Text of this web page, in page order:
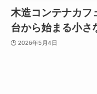
木造コンテナカフ
台から始まる小さ
2026年5月4日